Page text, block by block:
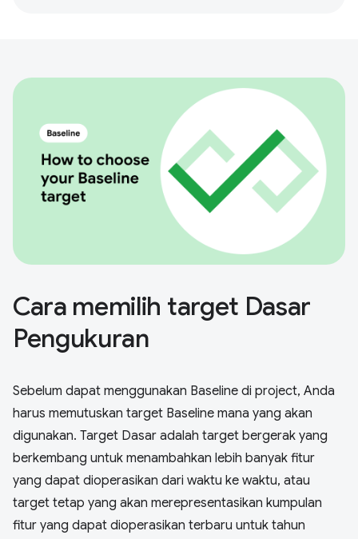
Cara memilih target Dasar
Pengukuran
Sebelum dapat menggunakan Baseline di project, Anda
harus memutuskan target Baseline mana yang akan
digunakan. Target Dasar adalah target bergerak yang
berkembang untuk menambahkan lebih banyak fitur
yang dapat dioperasikan dari waktu ke waktu, atau
target tetap yang akan merepresentasikan kumpulan
fitur yang dapat dioperasikan terbaru untuk tahun